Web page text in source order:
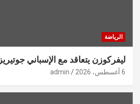
الرياضة
ليفركوزن يتعاقد مع الإسباني جوتيريز
6 أغسطس، 2026 admin